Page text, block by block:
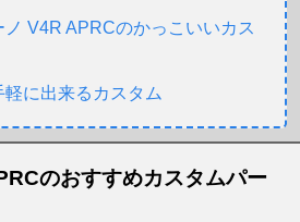
V4R APRCのかっこいいカス
に出来るカスタム
のおすすめカスタムパー